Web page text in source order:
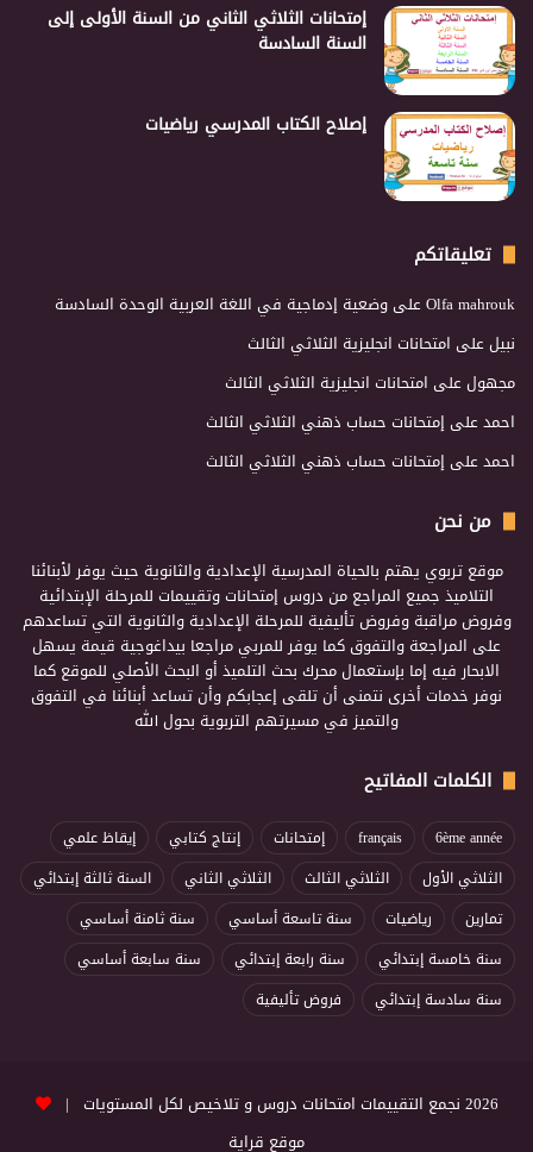
إمتحانات الثلاثي الثاني من السنة الأولى إلى
السنة السادسة
إصلاح الكتاب المدرسي رياضيات
تعليقاتكم
Olfa mahroukعلى وضعية إدماجية في اللغة العربية الوحدة السادسة
نبيلعلى امتحانات انجليزية الثلاثي الثالث
مجهولعلى امتحانات انجليزية الثلاثي الثالث
احمدعلى إمتحانات حساب ذهني الثلاثي الثالث
احمدعلى إمتحانات حساب ذهني الثلاثي الثالث
من نحن
موقع تربوي يهتم بالحياة المدرسية الإعدادية والثانوية حيث يوفر لأبنائنا
التلاميذ جميع المراجع من دروس إمتحانات وتقييمات للمرحلة الإبتدائية
وفروض مراقبة وفروض تأليفية للمرحلة الإعدادية والثانوية التي تساعدهم
على المراجعة والتفوق كما يوفر للمربي مراجعا بيداغوجية قيمة يسهل
الابحار فيه إما بإستعمال محرك بحث التلميذ أو البحث الأصلي للموقع كما
نوفر خدمات أخرى نتمنى أن تلقى إعجابكم وأن تساعد أبنائنا في التفوق
والتميز في مسيرتهم التربوية بحول الله
الكلمات المفاتيح
6ème année
français إمتحانات إنتاج كتابي
إيقاظ علمي
الثلاثي الأول
الثلاثي الثالث الثلاثي الثاني
السنة ثالثة إبتدائي
تمارين
رياضيات سنة تاسعة أساسي
سنة ثامنة أساسي
سنة خامسة إبتدائي
سنة رابعة إبتدائي
سنة سابعة أساسي
سنة سادسة إبتدائي
فروض تأليفية
2026 نجمع التقييمات امتحانات دروس و تلاخيص لكل المستويات |
موقع قراية